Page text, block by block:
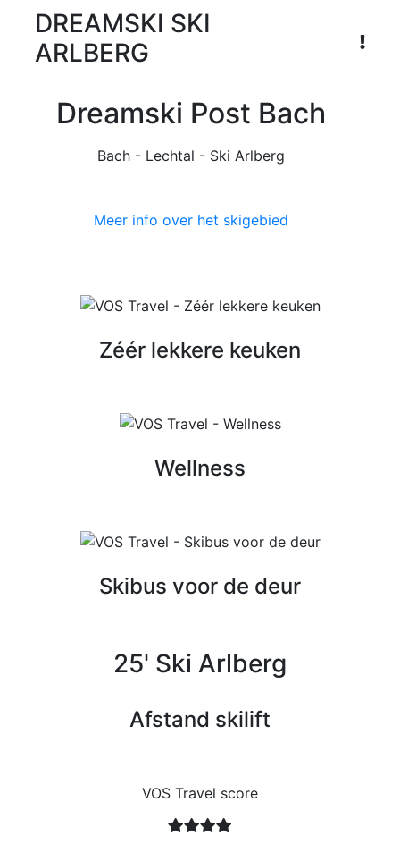
DREAMSKI SKI
ARLBERG
Dreamski Post Bach
Bach - Lechtal - Ski Arlberg
Meer info over het skigebied
Zéér lekkere keuken
Wellness
Skibus voor de deur
25' Ski Arlberg
Afstand skilift
VOS Travel score